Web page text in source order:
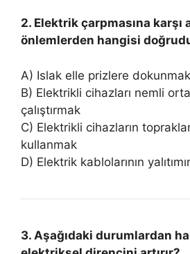
2. Elektrik çarpmasına karşı
önlemlerden hangisi
A) Islak elle prizlere dokunmak
B) Elektrikli cihazları nemli
çalıştırmak
C) Elektrikli cihazların
kullanmak
D) Elektrik kablolarının
3. Aşağıdaki durumlardan